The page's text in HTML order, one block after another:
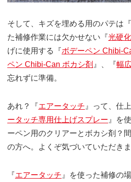
そして、キズを埋める用のパテは『
た補修作業には欠かせない『光硬
げに使用する『ボデーペン Chibi-
ペン Chibi-Can ボカシ剤 』、『幅
忘れずに準備。
あれ？『エアータッチ 』って、仕
ータッチ専用仕上げスプレー 』を
ーペン用のクリアーとボカシ剤？
の方へ。よくぞ気づいていただきま
『エアータッチ 』を使った補修の